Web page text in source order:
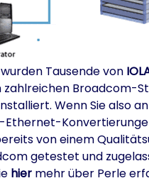
Tausende von
zahlreichen Broadcom-
Wenn Sie also
Ethernet-
von einem
getestet und
hier mehr über Perle